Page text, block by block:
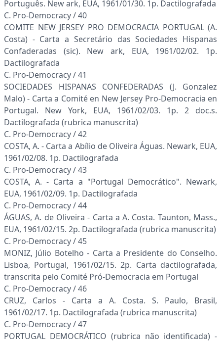
Português. New ark, EUA, 1961/01/30. 1p. Dactilografada
C. Pro-Democracy / 40
COMITE NEW JERSEY PRO DEMOCRACIA PORTUGAL (A.
Costa) - Carta a Secretário das Sociedades Hispanas
Confaderadas (sic). New ark, EUA, 1961/02/02. 1p.
Dactilografada
C. Pro-Democracy / 41
SOCIEDADES HISPANAS CONFEDERADAS (J. Gonzalez
Malo) - Carta a Comité en New Jersey Pro-Democracia en
Portugal. New York, EUA, 1961/02/03. 1p. 2 doc.s.
Dactilografada (rubrica manuscrita)
C. Pro-Democracy / 42
COSTA, A. - Carta a Abílio de Oliveira Águas. Newark, EUA,
1961/02/08. 1p. Dactilografada
C. Pro-Democracy / 43
COSTA, A. - Carta a "Portugal Democrático". Newark,
EUA, 1961/02/09. 1p. Dactilografada
C. Pro-Democracy / 44
ÁGUAS, A. de Oliveira - Carta a A. Costa. Taunton, Mass.,
EUA, 1961/02/15. 2p. Dactilografada (rubrica manuscrita)
C. Pro-Democracy / 45
MONIZ, Júlio Botelho - Carta a Presidente do Conselho.
Lisboa, Portugal, 1961/02/15. 2p. Carta dactilografada,
transcrita pelo Comité Pró-Democracia em Portugal
C. Pro-Democracy / 46
CRUZ, Carlos - Carta a A. Costa. S. Paulo, Brasil,
1961/02/17. 1p. Dactilografada (rubrica manuscrita)
C. Pro-Democracy / 47
PORTUGAL DEMOCRÁTICO (rubrica não identificada) -